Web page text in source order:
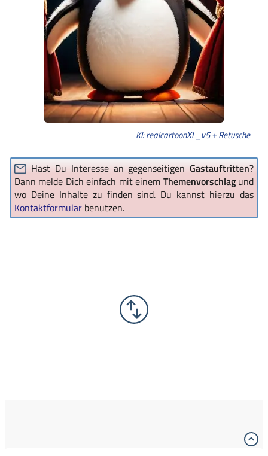
KI: realcartoonXL_v5 + Retusche
Hast Du Interesse an gegenseitigen Gastauftritten?
Dann melde Dich einfach mit einem Themenvorschlagund
wo Deine Inhalte zu finden sind. Du kannst hierzu das
Kontaktformular benutzen.